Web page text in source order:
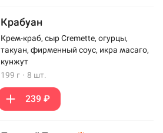
Крабуан
Крем-краб, сыр Cremette, огурцы,
такуан, фирменный соус, икра масаго,
кунжут
199 г · 8 шт.
239 ₽